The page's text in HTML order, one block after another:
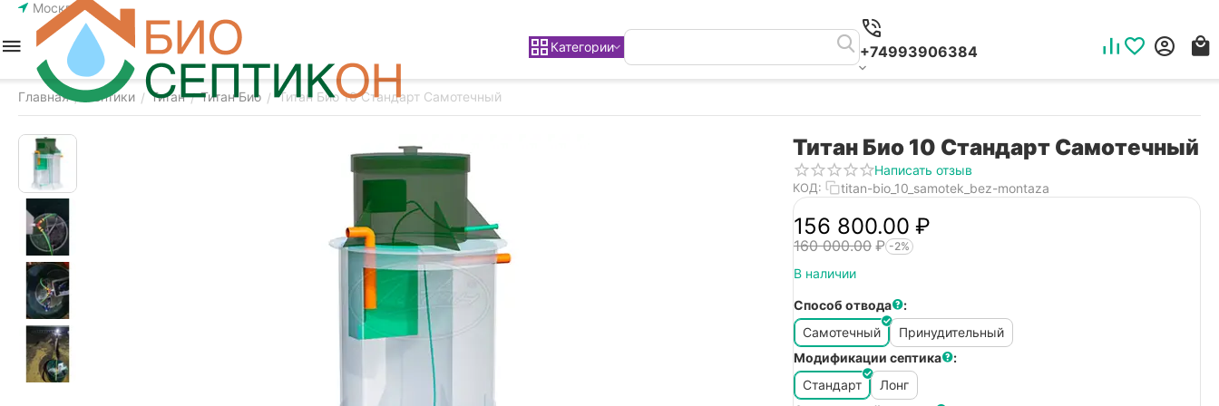
Москва
Категории +74993906384
Главная / Септики / Титан / Титан Био / Титан Био 10 Стандарт Самотечный
Титан Био 10 Стандарт Самотечный
Написать отзыв
КОД: titan-bio_10_samotek_bez-montaza
156 800.00 ₽
160 000.00 ₽ -2%
В наличии
Способ отвода
:
Самотечный
Принудительный
Модификации септика
:
Стандарт
Лонг